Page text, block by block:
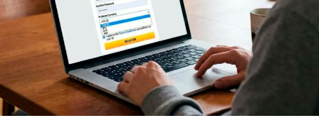
desempeñar tanto el papel de extremo como el de «falso
nueve». Además، Anthony había soñado con jugar en el
equipo catalán desde niño، por lo que llegó a Barcelona
hablando ya español، para gran alegría de la afición
local.
Karim Adeyemi: la filosofía de la velocidad